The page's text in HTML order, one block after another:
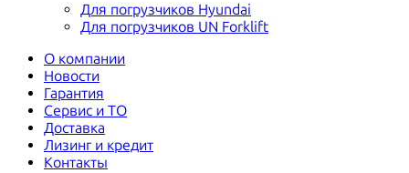
Для погрузчиков Hyundai
Для погрузчиков UN Forklift
О компании
Новости
Гарантия
Сервис и ТО
Доставка
Лизинг и кредит
Контакты